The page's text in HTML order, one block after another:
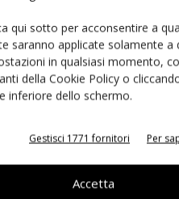
qui sotto per acconsentire a
saranno applicate solamente
in qualsiasi momento,
della Cookie Policy o
inferiore dello schermo.
Gestisci 1771 fornitori Per
Accetta
per il pomodoro cuore di
dall’aumento del
alcune varietà quali